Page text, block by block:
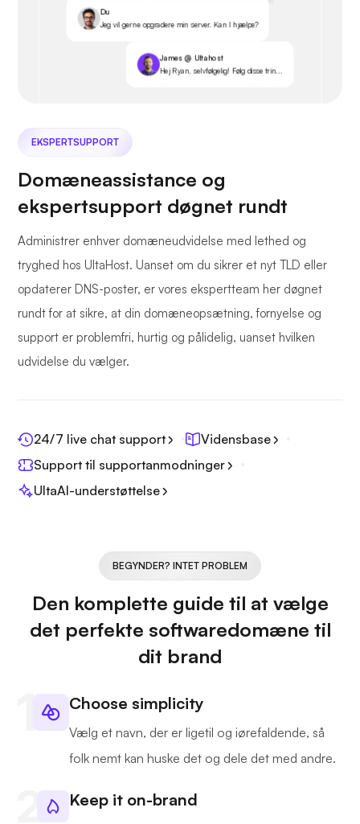
Du
Jeg vil gerne opgradere min server. Kan I hjælpe?
James @ Ultahost
Hej Ryan, selvfølgelig! Følg disse trin...
EKSPERTSUPPORT
Domæneassistance og
ekspertsupport døgnet rundt
Administrer enhver domæneudvidelse med lethed og
tryghed hos UltaHost. Uanset om du sikrer et nyt TLD eller
opdaterer DNS-poster, er vores ekspertteam her døgnet
rundt for at sikre, at din domæneopsætning, fornyelse og
support er problemfri, hurtig og pålidelig, uanset hvilken
udvidelse du vælger.
24/7 live chat support
Vidensbase
Support til supportanmodninger
UltaAI-understøttelse
BEGYNDER? INTET PROBLEM
Den komplette guide til at vælge
det perfekte softwaredomæne til
dit brand
Choose simplicity
Vælg et navn, der er ligetil og iørefaldende, så
folk nemt kan huske det og dele det med andre.
Keep it on-brand